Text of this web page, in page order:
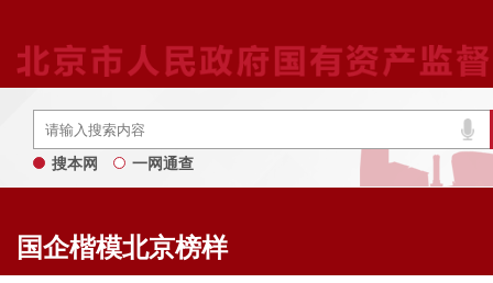
搜本网 一网通查
国企楷模北京榜样